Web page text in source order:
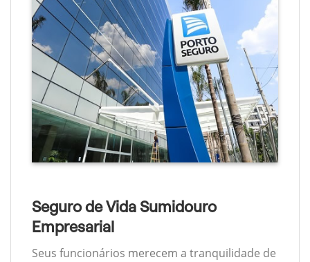
Seguro de Vida Sumidouro
Empresarial
Seus funcionários merecem a tranquilidade de